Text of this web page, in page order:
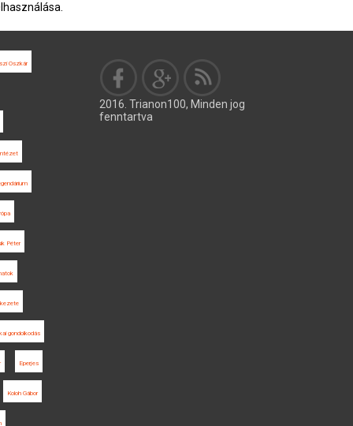
Oszkár
Péter
gondolkodás
Eperjes
Koloh Gábor
2016. Trianon100, Minden jog
fenntartva